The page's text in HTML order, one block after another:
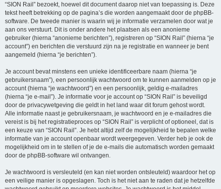
“SION Rail” bezoekt, hoewel dit document daarop niet van toepassing is. Deze
tekst heeft betrekking op de pagina’s die worden aangemaakt door de phpBB-
software. De tweede manier is waarin wij je informatie verzamelen door wat je
aan ons verstuurt. Dit is onder andere het plaatsen als een anonieme
gebruiker (hierna “anonieme berichten”), registreren op “SION Rail” (hierna “je
account”) en berichten die verstuurd zijn na je registratie en wanneer je bent
aangemeld (hierna “je berichten”).
Je account bevat minstens een unieke identificeerbare naam (hierna “je
gebruikersnaam”), een persoonlijk wachtwoord om te kunnen aanmelden op je
account (hierna “je wachtwoord”) en een persoonlijk, geldig e-mailadres
(hierna “je e-mail”). Je informatie voor je account op “SION Rail” is beveiligd
door de privacywetgeving die geldt in het land waar dit forum gehost wordt.
Alle informatie naast je gebruikersnaam, je wachtwoord en je e-mailadres die
vereist is bij het registratieproces op “SION Rail” is verplicht of optioneel, dat is
een keuze van “SION Rail”. Je hebt altijd zelf de mogelijkheid te bepalen welke
informatie van je account openbaar wordt weergegeven. Verder heb je ook de
mogelijkheid om in te stellen of je de e-mails die automatisch worden gemaakt
door de phpBB-software wil ontvangen.
Je wachtwoord is versleuteld (en kan niet worden ontsleuteld) waardoor het op
een veilige manier is opgeslagen. Toch is het niet aan te raden dat je hetzelfde